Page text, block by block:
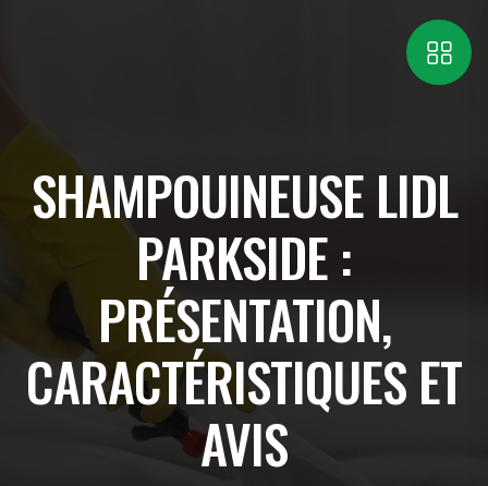
SHAMPOUINEUSE LIDL
PARKSIDE :
PRÉSENTATION,
CARACTÉRISTIQUES ET
AVIS